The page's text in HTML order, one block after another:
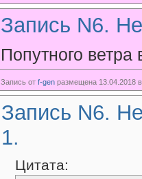
Запись N6.
Попутного ветра
Запись от f-gen размещена 13.04.2018
Запись N6.
1.
Цитата: